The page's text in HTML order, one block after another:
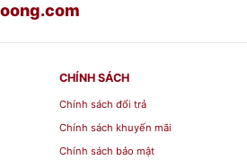
CHÍNH SÁCH
Chính sách đổi trả
Chính sách khuyến mãi
Chính sách bảo mật